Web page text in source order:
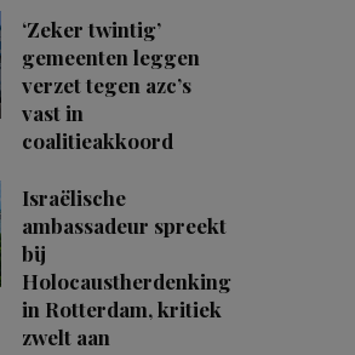
‘Zeker twintig’
gemeenten leggen
verzet tegen azc’s
vast in
coalitieakkoord
Israëlische
ambassadeur spreekt
bij
Holocaustherdenking
in Rotterdam, kritiek
zwelt aan